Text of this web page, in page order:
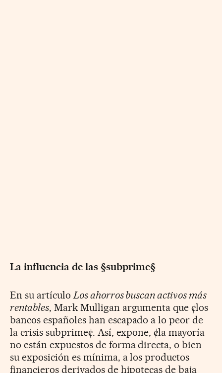
La influencia de las §subprime§
En su artículo Los ahorros buscan activos más
rentables, Mark Mulligan argumenta que ¢los
bancos españoles han escapado a lo peor de
la crisis subprime¢. Así, expone, ¢la mayoría
no están expuestos de forma directa, o bien
su exposición es mínima, a los productos
financieros derivados de hipotecas de baja